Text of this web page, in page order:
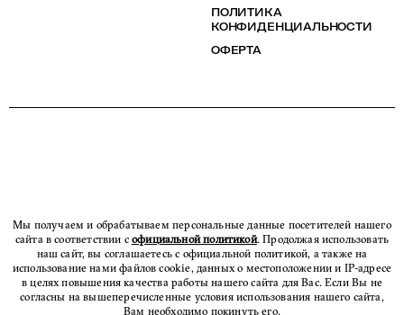
ПОЛИТИКА
КОНФИДЕНЦИАЛЬНОСТИ
ОФЕРТА
Мы получаем и обрабатываем персональные данные посетителей нашего
сайта в соответствии софициальной политикой. Продолжая использовать
наш сайт, вы соглашаетесь с официальной политикой, а также на
использование нами файлов cookie, данных о местоположении и IP-адресе
в целях повышения качества работы нашего сайта для Вас. Если Вы не
согласны на вышеперечисленные условия использования нашего сайта,
Вам необходимо покинуть его.